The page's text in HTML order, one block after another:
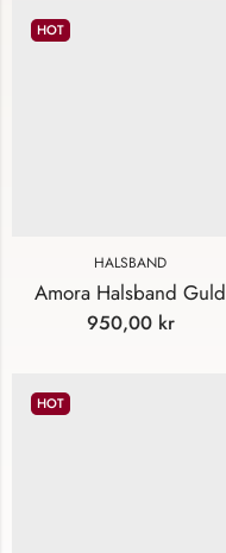
HOT
HALSBAND
Amora Halsband Guld
950,00 kr
HOT